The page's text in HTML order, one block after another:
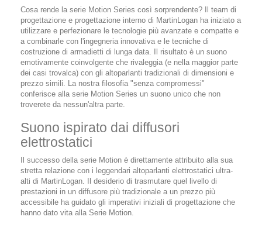
Cosa rende la serie Motion Series così sorprendente? Il team di
progettazione e progettazione interno di MartinLogan ha iniziato a
utilizzare e perfezionare le tecnologie più avanzate e compatte e
a combinarle con l'ingegneria innovativa e le tecniche di
costruzione di armadietti di lunga data. Il risultato è un suono
emotivamente coinvolgente che rivaleggia (e nella maggior parte
dei casi trovalca) con gli altoparlanti tradizionali di dimensioni e
prezzo simili. La nostra filosofia "senza compromessi"
conferisce alla serie Motion Series un suono unico che non
troverete da nessun'altra parte.
Suono ispirato dai diffusori
elettrostatici
Il successo della serie Motion è direttamente attribuito alla sua
stretta relazione con i leggendari altoparlanti elettrostatici ultra-
alti di MartinLogan. Il desiderio di trasmutare quel livello di
prestazioni in un diffusore più tradizionale a un prezzo più
accessibile ha guidato gli imperativi iniziali di progettazione che
hanno dato vita alla Serie Motion.